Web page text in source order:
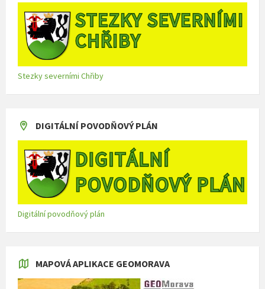
Stezky severními Chřiby
DIGITÁLNÍ POVODŇOVÝ PLÁN
Digitální povodňový plán
MAPOVÁ APLIKACE GEOMORAVA